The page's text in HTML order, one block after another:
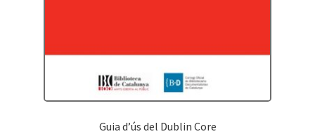
Guia d’ús del Dublin Core